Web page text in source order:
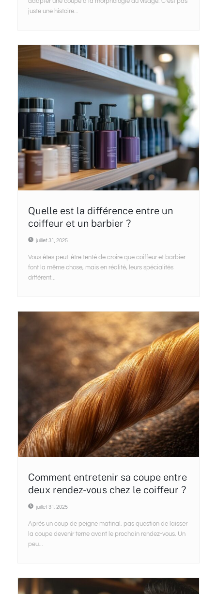
juste une histoire...
Quelle est la différence entre un
coiffeur et un barbier ?
juillet 31, 2025
Vous êtes peut-être tenté de croire que coiffeur et barbier
font la même chose, mais en réalité, leurs spécialités
diffèrent...
Comment entretenir sa coupe entre
deux rendez-vous chez le coiffeur ?
juillet 31, 2025
Après un coup de peigne matinal, pas question de laisser
la coupe devenir terne avant le prochain rendez-vous. Un
peu...